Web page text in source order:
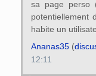
sa page perso
potentiellement
habite un
Ananas35(
12:11